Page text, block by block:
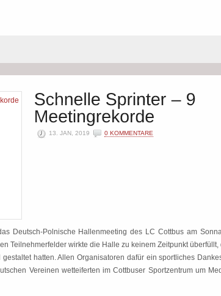
13. JAN, 2019 0 KOMMENTARE
Deutsch-Polnische Hallenmeeting des LC Cottbus am
Teilnehmerfelder wirkte die Halle zu keinem Zeitpunkt überfüllt,
hatten. Allen Organisatoren dafür ein sportliches
Vereinen wetteiferten im Cottbuser Sportzentrum um